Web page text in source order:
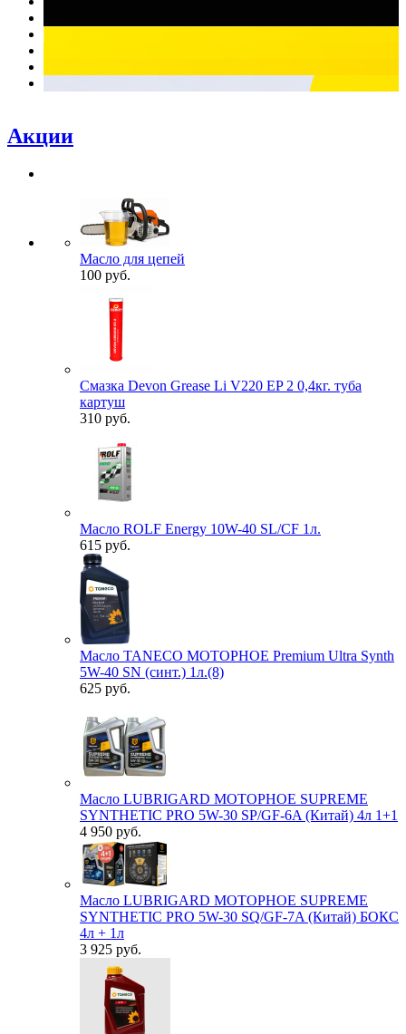
Акции
Масло для цепей
100 руб.
Смазка Devon Grease Li V220 EP 2 0,4кг. туба
картуш
310 руб.
Масло ROLF Energy 10W-40 SL/CF 1л.
615 руб.
Масло TANECO МОТОРНОЕ Premium Ultra Synth
5W-40 SN (синт.) 1л.(8)
625 руб.
Масло LUBRIGARD МОТОРНОЕ SUPREME
SYNTHETIC PRO 5W-30 SP/GF-6A (Китай) 4л 1+1
4 950 руб.
Масло LUBRIGARD МОТОРНОЕ SUPREME
SYNTHETIC PRO 5W-30 SQ/GF-7A (Китай) БОКС
4л + 1л
3 925 руб.